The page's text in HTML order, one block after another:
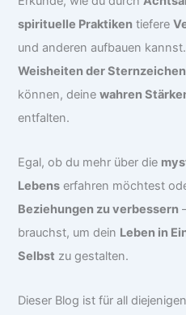
spirituelle Praktiken tiefere
und anderen aufbauen
Weisheiten der Sternzeichen
können, deinewahren
entfalten.
Egal, ob du mehr über die
Lebens erfahren möchtest
Beziehungen zu verbessern
brauchst, um dein Leben in
Selbst zu gestalten.
Dieser Blog ist für all